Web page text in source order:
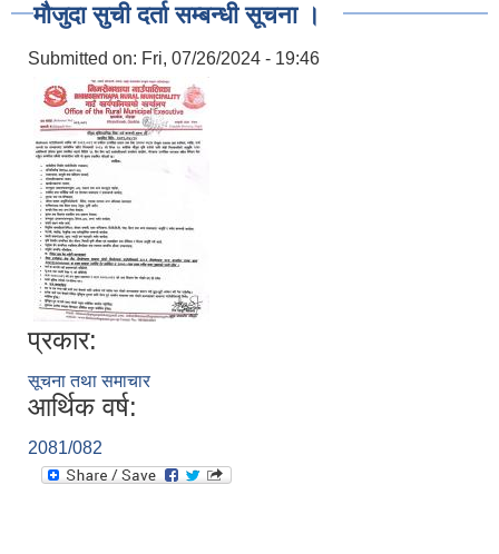
मौजुदा सुची दर्ता सम्बन्धी सूचना ।
Submitted on: Fri, 07/26/2024 - 19:46
प्रकार:
सूचना तथा समाचार
आर्थिक वर्ष:
2081/082